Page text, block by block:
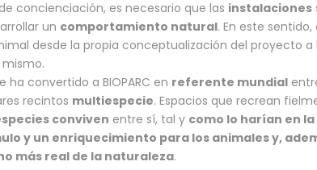
concienciación, es necesario que las instalaciones
un comportamiento natural. En este sentido,
desde la propia conceptualización del proyecto
convertido a BIOPARC en referente mundial
recintos multiespecie. Espacios que recrean
conviven entre sí, tal y como lo harían en
y un enriquecimiento para los animales y,
más real de la naturaleza.